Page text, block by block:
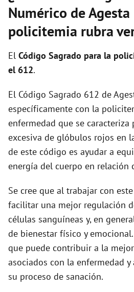
i
d
e
o
Numérico de
policitemia rubra
El Código Sagrado para la
el 612.
El Código Sagrado 612 de
específicamente con la
enfermedad que se
excesiva de glóbulos rojos en
de este código es ayudar a
energía del cuerpo en relación
Se cree que al trabajar con
facilitar una mejor regulación
células sanguíneas y, en
de bienestar físico y
que puede contribuir a la
asociados con la enfermedad
su proceso de sanación.